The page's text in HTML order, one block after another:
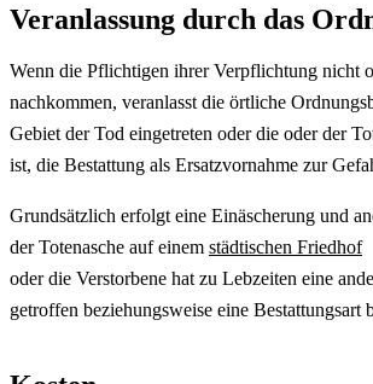
Veranlassung durch das
Wenn die Pflichtigen ihrer Verpflichtung nicht
nachkommen, veranlasst die örtliche
Gebiet der Tod eingetreten oder die oder der
ist, die Bestattung als Ersatzvornahme zur
Grundsätzlich erfolgt eine Einäscherung und
der Totenasche auf einem städtischen Friedhof
oder die Verstorbene hat zu Lebzeiten eine
getroffen beziehungsweise eine Bestattungsart